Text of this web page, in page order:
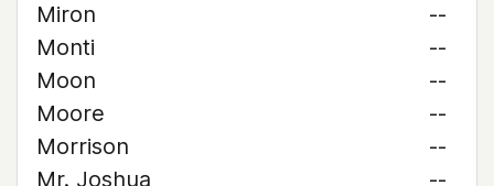
Miron
--
Monti
--
Moon
--
Moore
--
Morrison
--
Mr. Joshua
--